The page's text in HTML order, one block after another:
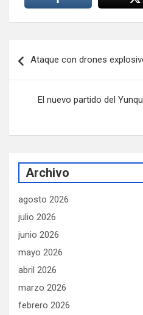
de
Ataque con drones
El nuevo partido del
Archivo
agosto 2026
julio 2026
junio 2026
mayo 2026
abril 2026
marzo 2026
febrero 2026